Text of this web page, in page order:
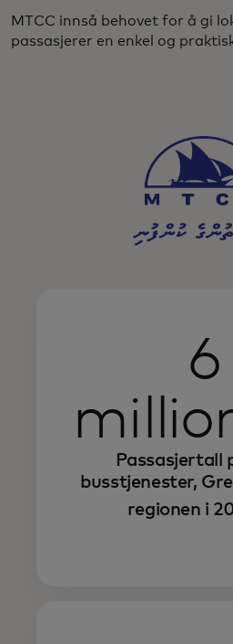
MTCC innså behovet for å gi
passasjerer en enkel og
6
Passasjertall
busstjenester,
regionen i